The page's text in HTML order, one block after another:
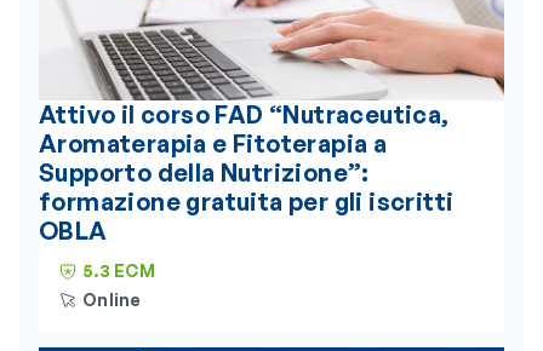
Attivo il corso FAD “Nutraceutica,
Aromaterapia e Fitoterapia a
Supporto della Nutrizione”:
formazione gratuita per gli iscritti
OBLA
5.3 ECM
Online